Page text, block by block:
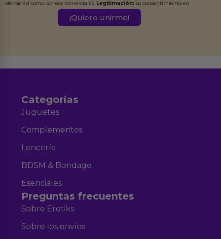
ofertas así como correos comerciales. Legitimación: su consentimiento en
Destinatarios:Ferran Roig Muñoz. Podrás ejercer tus
Categorías
Juguetes
Complementos
Lencería
BDSM & Bondage
Esenciales
Preguntas frecuentes
Sobre Erotiks
Sobre los envíos